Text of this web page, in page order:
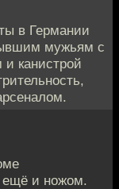
в Германии
мужьям с
канистрой
ещё и ножом.